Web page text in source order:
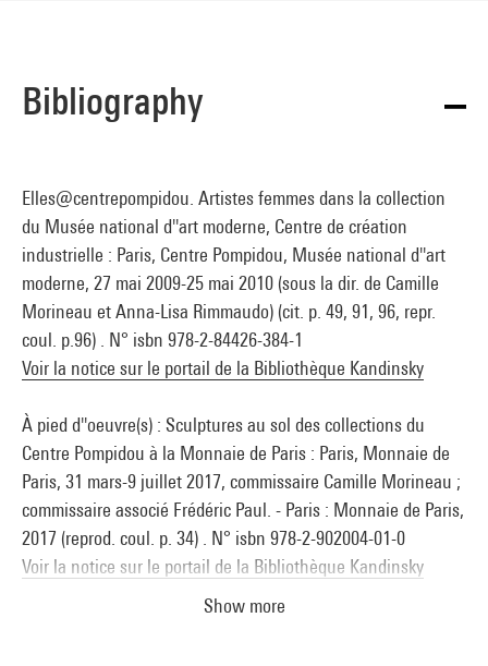
Bibliography
Elles@centrepompidou. Artistes femmes dans la collection
du Musée national d''art moderne, Centre de création
industrielle : Paris, Centre Pompidou, Musée national d''art
moderne, 27 mai 2009-25 mai 2010 (sous la dir. de Camille
Morineau et Anna-Lisa Rimmaudo) (cit. p. 49, 91, 96, repr.
coul. p.96) . N° isbn 978-2-84426-384-1
Voir la notice sur le portail de la Bibliothèque Kandinsky
À pied d''oeuvre(s) : Sculptures au sol des collections du
Centre Pompidou à la Monnaie de Paris : Paris, Monnaie de
Paris, 31 mars-9 juillet 2017, commissaire Camille Morineau ;
commissaire associé Frédéric Paul. - Paris : Monnaie de Paris,
2017 (reprod. coul. p. 34) . N° isbn 978-2-902004-01-0
Voir la notice sur le portail de la Bibliothèque Kandinsky
Show more